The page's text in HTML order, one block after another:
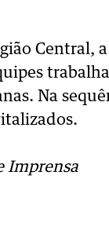
Central,
Na
Imprensa